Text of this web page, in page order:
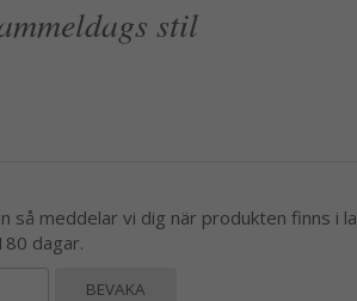
stil
så meddelar vi dig när produkten finns i
dagar.
BEVAKA